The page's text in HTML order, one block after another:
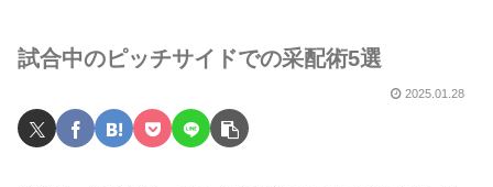
試合中のピッチサイドでの采配術5選
2025.01.28